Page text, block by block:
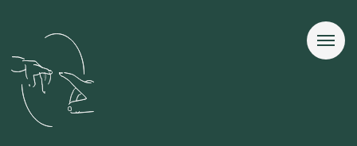
Статья от психолога